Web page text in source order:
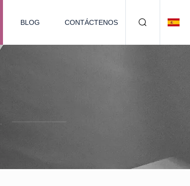
BLOG CONTÁCTENOS